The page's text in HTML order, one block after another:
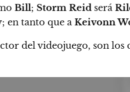
Bill; Storm Reid será
; en tanto que a Keivonn
del videojuego, son los